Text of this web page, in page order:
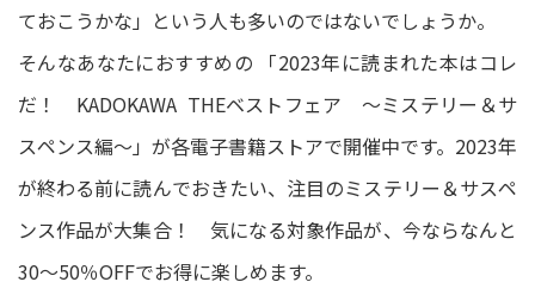
ておこうかな」という人も多いのではないでしょうか。
そんなあなたにおすすめの 「2023年に読まれた本はコレ
だ！ KADOKAWA THEベストフェア ～ミステリー＆サ
スペンス編～」が各電子書籍ストアで開催中です。2023年
が終わる前に読んでおきたい、注目のミステリー＆サスペ
ンス作品が大集合！ 気になる対象作品が、今ならなんと
30～50％OFFでお得に楽しめます。